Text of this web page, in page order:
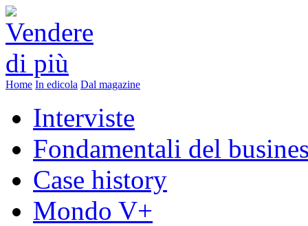
Home In edicola Dal magazine
Interviste
Fondamentali del
Case history
Mondo V+